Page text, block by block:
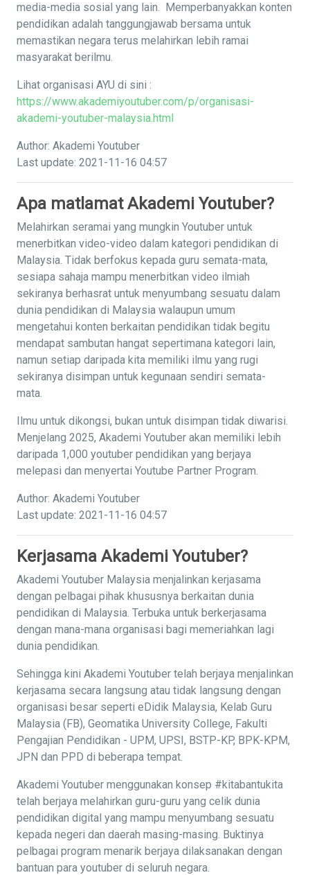
media-media sosial yang lain. Memperbanyakkan konten
pendidikan adalah tanggungjawab bersama untuk
memastikan negara terus melahirkan lebih ramai
masyarakat berilmu.
Lihat organisasi AYU di sini :
https://www.akademiyoutuber.com/p/organisasi-
akademi-youtuber-malaysia.html
Author: Akademi Youtuber
Last update: 2021-11-16 04:57
Apa matlamat Akademi Youtuber?
Melahirkan seramai yang mungkin Youtuber untuk
menerbitkan video-video dalam kategori pendidikan di
Malaysia. Tidak berfokus kepada guru semata-mata,
sesiapa sahaja mampu menerbitkan video ilmiah
sekiranya berhasrat untuk menyumbang sesuatu dalam
dunia pendidikan di Malaysia walaupun umum
mengetahui konten berkaitan pendidikan tidak begitu
mendapat sambutan hangat sepertimana kategori lain,
namun setiap daripada kita memiliki ilmu yang rugi
sekiranya disimpan untuk kegunaan sendiri semata-
mata.
Ilmu untuk dikongsi, bukan untuk disimpan tidak diwarisi.
Menjelang 2025, Akademi Youtuber akan memiliki lebih
daripada 1,000 youtuber pendidikan yang berjaya
melepasi dan menyertai Youtube Partner Program.
Author: Akademi Youtuber
Last update: 2021-11-16 04:57
Kerjasama Akademi Youtuber?
Akademi Youtuber Malaysia menjalinkan kerjasama
dengan pelbagai pihak khususnya berkaitan dunia
pendidikan di Malaysia. Terbuka untuk berkerjasama
dengan mana-mana organisasi bagi memeriahkan lagi
dunia pendidikan.
Sehingga kini Akademi Youtuber telah berjaya menjalinkan
kerjasama secara langsung atau tidak langsung dengan
organisasi besar seperti eDidik Malaysia, Kelab Guru
Malaysia (FB), Geomatika University College, Fakulti
Pengajian Pendidikan - UPM, UPSI, BSTP-KP, BPK-KPM,
JPN dan PPD di beberapa tempat.
Akademi Youtuber menggunakan konsep #kitabantukita
telah berjaya melahirkan guru-guru yang celik dunia
pendidikan digital yang mampu menyumbang sesuatu
kepada negeri dan daerah masing-masing. Buktinya
pelbagai program menarik berjaya dilaksanakan dengan
bantuan para youtuber di seluruh negara.